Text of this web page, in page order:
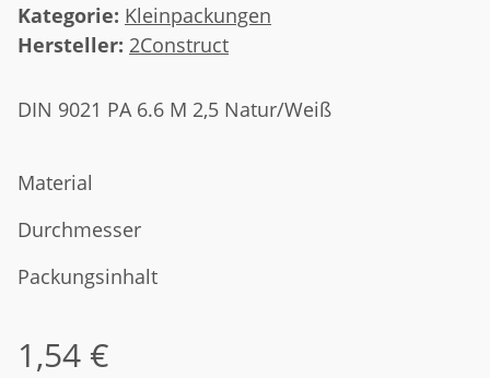
Kategorie: Kleinpackungen
Hersteller: 2Construct
DIN 9021 PA 6.6 M 2,5 Natur/Weiß
Material
Durchmesser
Packungsinhalt
1,54 €